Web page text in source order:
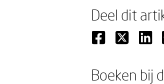
Deel dit
Boeken bij